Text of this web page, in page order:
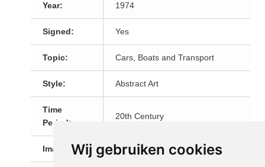
Wij gebruiken cookies
Year: 1974
Signed: Yes
Topic: Cars, Boats and Transport
Style: Abstract Art
Time
Period:
20th Century
Image Size: 62,0 x 45,0 cm